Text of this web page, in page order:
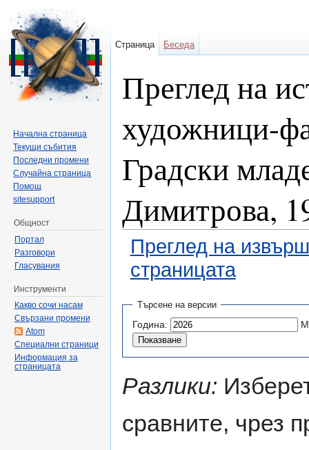
Преглед на
художници-
Градски
Димитрова,
Преглед на
страницата
Търсене на версии
Година:
Разлики:
сравните, чрез
Страница Беседа
Начална страница
Текущи събития
Последни промени
Случайна страница
Помощ
sitesupport
Общност
Портал
Разговори
Гласувания
Инструменти
Какво сочи насам
Свързани промени
Atom
Специални страници
Информация за
страницата